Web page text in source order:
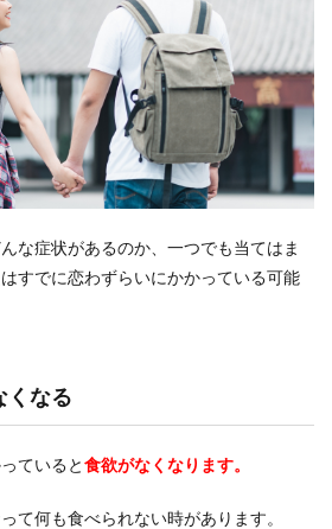
な症状があるのか、一つでも当てはま
すでに恋わずらいにかかっている可能
くなる
ていると食欲がなくなります。
て何も食べられない時があります。